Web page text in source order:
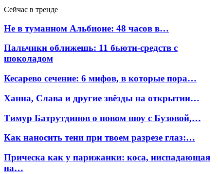
Сейчас в тренде
Не в туманном Альбионе: 48 часов в…
Пальчики оближешь: 11 бьюти-средств с
шоколадом
Кесарево сечение: 6 мифов, в которые пора…
Ханна, Слава и другие звёзды на открытии…
Тимур Батрутдинов о новом шоу с Бузовой,…
Как наносить тени при твоем разрезе глаз:…
Прическа как у парижанки: коса, ниспадающая
на…